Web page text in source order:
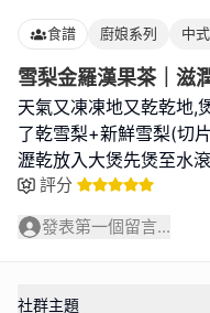
食譜 廚娘系列 中
雪梨金羅漢果茶｜滋
天氣又凍凍地又乾乾地,
了乾雪梨+新鮮雪梨(切
瀝乾放入大煲先煲至水
評分
發表第一個留言...
社群主題